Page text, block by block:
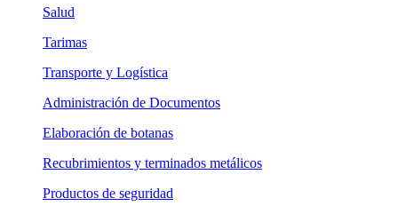
Salud
Tarimas
Transporte y Logística
Administración de Documentos
Elaboración de botanas
Recubrimientos y terminados metálicos
Productos de seguridad